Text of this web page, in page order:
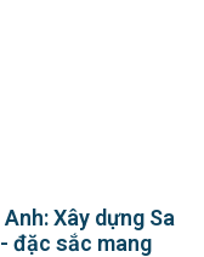
Xây dựng Sa
đặc sắc mang